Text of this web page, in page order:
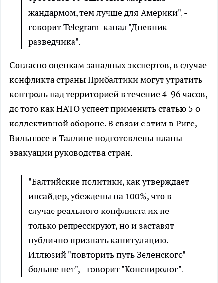
жандармом, тем лучше для Америки", -
говорит Telegram-канал "Дневник
разведчика".
Согласно оценкам западных экспертов, в случае
конфликта страны Прибалтики могут утратить
контроль над территорией в течение 4-96 часов,
до того как НАТО успеет применить статью 5 о
коллективной обороне. В связи с этим в Риге,
Вильнюсе и Таллине подготовлены планы
эвакуации руководства стран.
"Балтийские политики, как утверждает
инсайдер, убеждены на 100%, что в
случае реального конфликта их не
только репрессируют, но и заставят
публично признать капитуляцию.
Иллюзий "повторить путь Зеленского"
больше нет", - говорит "Конспиролог".